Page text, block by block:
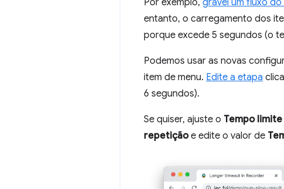
entanto, o carregamento dos
porque excede 5 segundos (o
Podemos usar as novas
item de menu. Edite a etapa
6 segundos).
Se quiser, ajuste o Tempo limite
repetiçãoe edite o valor de